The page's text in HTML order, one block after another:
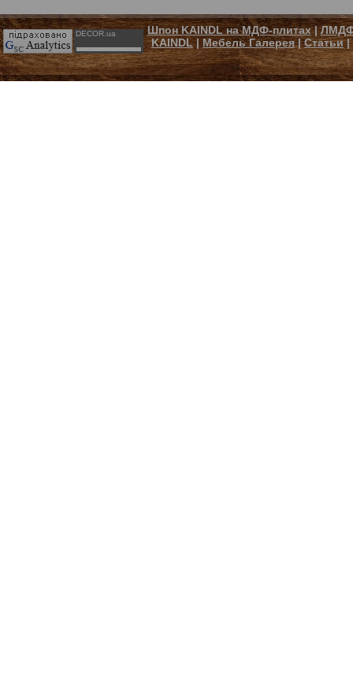
DECOR.ua Шпон KAINDL на МДФ-плитах|ЛМДФ
KAINDL| Мебель Галерея|Статьи|